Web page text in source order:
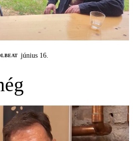
június 16.